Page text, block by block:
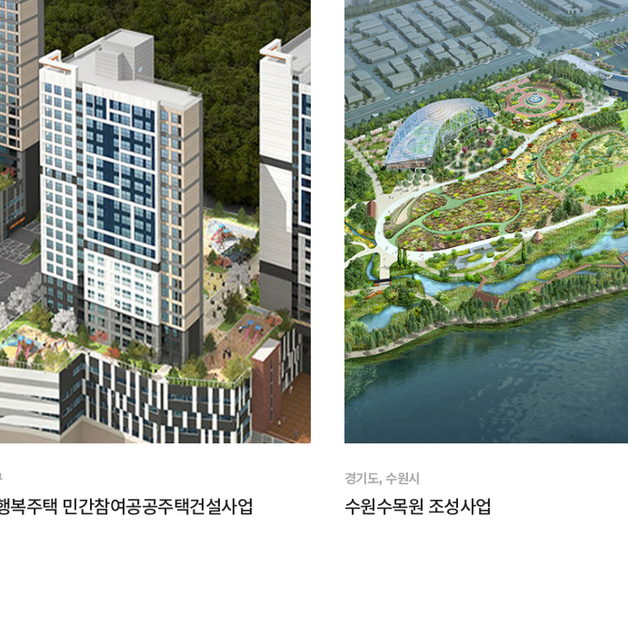
복주택 민간참여공공주택건설사업
경기도, 수원시
수원수목원 조성사업